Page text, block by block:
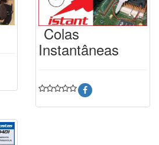
Colas
Instantâneas